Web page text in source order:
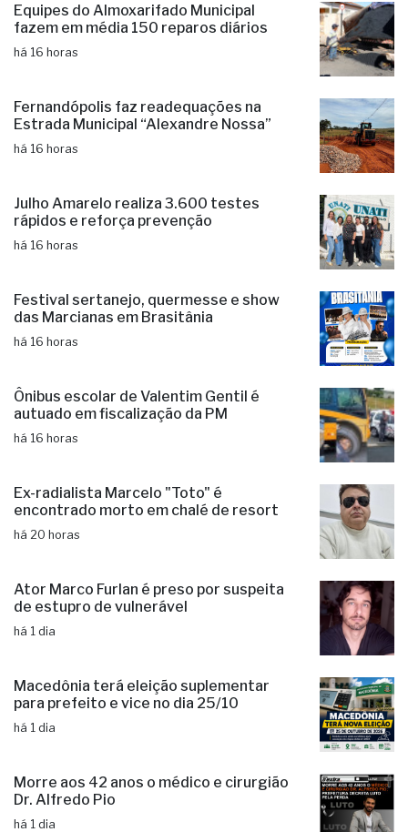
Equipes do Almoxarifado Municipal
fazem em média 150 reparos diários
há 16 horas
Fernandópolis faz readequações na
Estrada Municipal “Alexandre Nossa”
há 16 horas
Julho Amarelo realiza 3.600 testes
rápidos e reforça prevenção
há 16 horas
Festival sertanejo, quermesse e show
das Marcianas em Brasitânia
há 16 horas
Ônibus escolar de Valentim Gentil é
autuado em fiscalização da PM
há 16 horas
Ex-radialista Marcelo "Toto" é
encontrado morto em chalé de resort
há 20 horas
Ator Marco Furlan é preso por suspeita
de estupro de vulnerável
há 1 dia
Macedônia terá eleição suplementar
para prefeito e vice no dia 25/10
há 1 dia
Morre aos 42 anos o médico e cirurgião
Dr. Alfredo Pio
há 1 dia